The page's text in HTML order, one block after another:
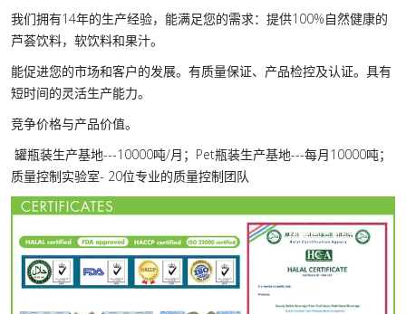
我们拥有14年的生产经验，能满足您的需求：提供100%自然健康的
芦荟饮料，软饮料和果汁。
能促进您的市场和客户的发展。有质量保证、产品检控及认证。具有
短时间的灵活生产能力。
竞争价格与产品价值。
罐瓶装生产基地---10000吨/月；Pet瓶装生产基地---每月10000吨；
质量控制实验室- 20位专业的质量控制团队